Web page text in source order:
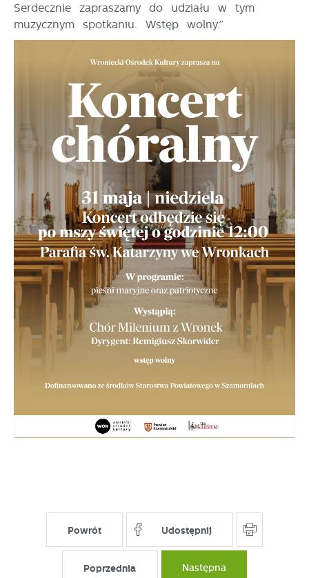
Serdecznie zapraszamy do udziału w tym
muzycznym spotkaniu. Wstęp wolny.”
Powrót Udostępnij
Poprzednia Następna
lub firm będących naszymi partnerami oraz innych
dostawców usług. Firmy te działają w charakterze
społecznościowych.